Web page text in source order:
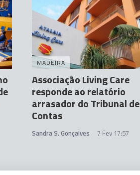
MADEIRA
Associação Living Care
responde ao relatório
arrasador do Tribunal de
Contas
Sandra S. Gonçalves 7 Fev 17:57